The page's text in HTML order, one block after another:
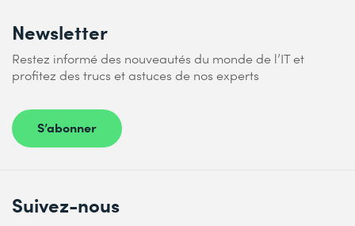
Newsletter
Restez informé des nouveautés du monde de l’IT et
profitez des trucs et astuces de nos experts
S’abonner
Suivez-nous